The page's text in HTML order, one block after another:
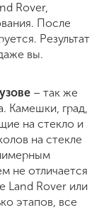
Rover,
После
Результат
вы.
– так же
Камешки, град,
на стекло и
на стекле
не отличается
Land Rover или
этапов, все